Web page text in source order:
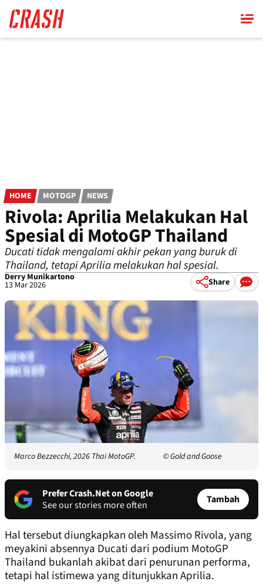
main
content
HOME MOTOGP NEWS
Rivola: Aprilia Melakukan Hal
Spesial di MotoGP Thailand
Ducati tidak mengalami akhir pekan yang buruk di
Thailand, tetapi Aprilia melakukan hal spesial.
Derry Munikartono
13 Mar 2026 Share
Marco Bezzecchi, 2026 Thai MotoGP. © Gold and Goose
Prefer Crash.Net on Google
See our stories more often
Tambah
Hal tersebut diungkapkan oleh Massimo Rivola, yang
meyakini absennya Ducati dari podium MotoGP
Thailand bukanlah akibat dari penurunan performa,
tetapi hal istimewa yang ditunjukkan Aprilia.